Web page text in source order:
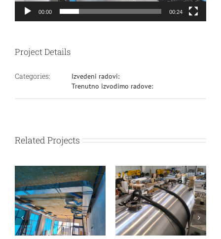
00:00 00:24
Project Details
Categories:
Izvedeni radovi:
Trenutno izvodimo radove:
Related Projects